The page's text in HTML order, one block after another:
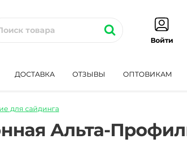
Войти
ДОСТАВКА ОТЗЫВЫ ОПТОВИКАМ
для сайдинга
Альта-